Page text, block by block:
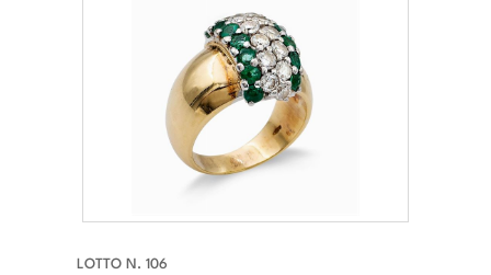
LOTTO N. 106